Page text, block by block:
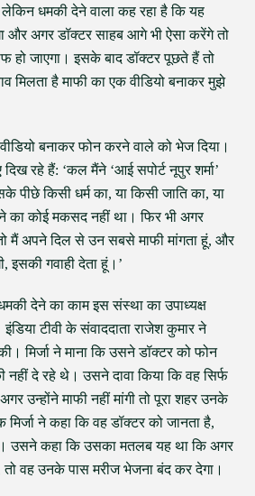
लेकिन धमकी देने वाला कह रहा है कि यह
और अगर डॉक्टर साहब आगे भी ऐसा करेंगे तो
हो जाएगा। इसके बाद डॉक्टर पूछते हैं तो
मिलता है माफी का एक वीडियो बनाकर मुझे
बनाकर फोन करने वाले को भेज दिया।
रहे हैं: ‘कल मैंने ‘आई सपोर्ट नूपुर शर्मा’
पीछे किसी धर्म का, या किसी जाति का, या
का कोई मकसद नहीं था। फिर भी अगर
मैं अपने दिल से उन सबसे माफी मांगता हूं, और
इसकी गवाही देता हूं।’
देने का काम इस संस्था का उपाध्यक्ष
इंडिया टीवी के संवाददाता राजेश कुमार ने
मिर्जा ने माना कि उसने डॉक्टर को फोन
नहीं दे रहे थे। उसने दावा किया कि वह सिर्फ
उन्होंने माफी नहीं मांगी तो पूरा शहर उनके
मिर्जा ने कहा कि वह डॉक्टर को जानता है,
उसने कहा कि उसका मतलब यह था कि अगर
तो वह उनके पास मरीज भेजना बंद कर देगा।